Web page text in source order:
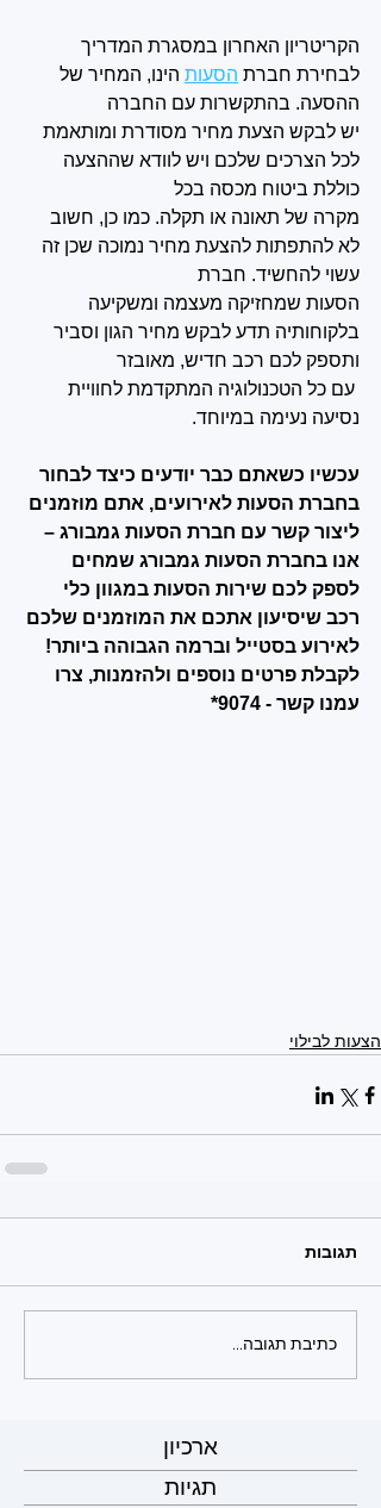
הקריטריון האחרון במסגרת המדריך
לבחירת חברת הסעות הינו, המחיר של
ההסעה. בהתקשרות עם החברה
יש לבקש הצעת מחיר מסודרת ומותאמת
לכל הצרכים שלכם ויש לוודא שההצעה
כוללת ביטוח מכסה בכל
מקרה של תאונה או תקלה. כמו כן, חשוב
לא להתפתות להצעת מחיר נמוכה שכן זה
עשוי להחשיד. חברת
הסעות שמחזיקה מעצמה ומשקיעה
בלקוחותיה תדע לבקש מחיר הגון וסביר
ותספק לכם רכב חדיש, מאובזר
עם כל הטכנולוגיה המתקדמת לחוויית
נסיעה נעימה במיוחד.
עכשיו כשאתם כבר יודעים כיצד לבחור
בחברת הסעות לאירועים, אתם מוזמנים
ליצור קשר עם חברת הסעות גמבורג –
אנו בחברת הסעות גמבורג שמחים
לספק לכם שירות הסעות במגוון כלי
רכב שיסיעון אתכם את המוזמנים שלכם
לאירוע בסטייל וברמה הגבוהה ביותר!
לקבלת פרטים נוספים ולהזמנות, צרו
עמנו קשר - 9074*
הצעות לבילוי
תגובות
כתיבת תגובה...
ארכיון
תגיות